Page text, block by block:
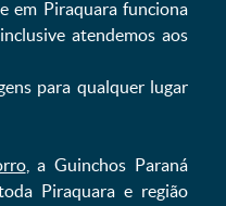
em Piraquara funciona
atendemos aos
para qualquer lugar
, a Guinchos Paraná
Piraquara e região